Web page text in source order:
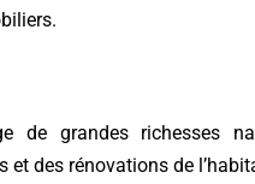
de grandes richesses
des rénovations de